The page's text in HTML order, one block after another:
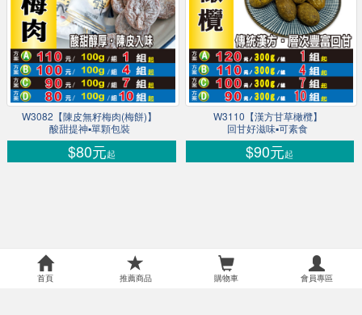
W3082【陳皮無籽梅肉(梅餅)】
酸甜提神▪單顆包裝
$80元起
W3110【漢方甘草橄欖】
回甘好滋味▪可素食
$90元起
首頁 推薦商品 購物車 會員專區